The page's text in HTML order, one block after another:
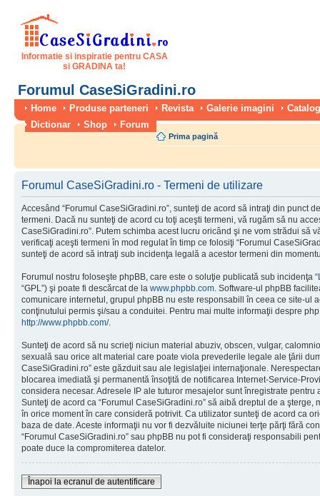
Informatie si inspiratie pentru CASA
si GRADINA ta!
Forumul CaseSiGradini.ro
Home Produse parteneri Revista Galerie imagini
Dictionar
Shop Forum
Prima pagină
Forumul CaseSiGradini.ro - Termeni de utilizare
Accesând “Forumul CaseSiGradini.ro”, sunteţi de acord să intraţi din punct
termeni. Dacă nu sunteţi de acord cu toţi aceşti termeni, vă rugăm să nu
CaseSiGradini.ro”. Putem schimba acest lucru oricând şi ne vom strădui să
verificaţi aceşti termeni în mod regulat în timp ce folosiţi “Forumul
sunteţi de acord să intraţi sub incidenţa legală a acestor termeni din
Forumul nostru foloseşte phpBB, care este o soluţie publicată sub incidenţa “
“GPL”) şi poate fi descărcat de la www.phpbb.com. Software-ul phpBB
comunicare internetul, grupul phpBB nu este responsabill în ceea ce site-ul
conţinutului permis şi/sau a conduitei. Pentru mai multe informaţii despre
http://www.phpbb.com/.
Sunteţi de acord să nu scrieţi niciun material abuziv, obscen, vulgar,
sexuală sau orice alt material care poate viola prevederile legale ale ţării
CaseSiGradini.ro” este găzduit sau ale legislaţiei internaţionale.
blocarea imediată şi permanentă însoţită de notificarea Internet-Service-
considera necesar. Adresele IP ale tuturor mesajelor sunt înregistrate
Sunteţi de acord ca “Forumul CaseSiGradini.ro” să aibă dreptul de a
în orice moment în care consideră potrivit. Ca utilizator sunteţi de acord ca
baza de date. Aceste informaţii nu vor fi dezvăluite niciunei terţe părţi fără
“Forumul CaseSiGradini.ro” sau phpBB nu pot fi consideraţi responsabili
poate duce la compromiterea datelor.
Înapoi la ecranul de autentificare